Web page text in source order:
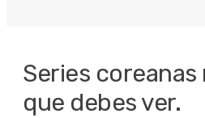
Series
que debes ver.